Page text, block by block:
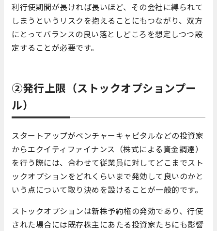
利行使期間が長ければ長いほど、その会社に縛られて
しまうというリスクを抱えることにもつながり、双方
にとってバランスの良い落としどころを想定しつつ設
定することが必要です。
②発行上限（ストックオプションプー
ル）
スタートアップがベンチャーキャピタルなどの投資家
からエクイティファイナンス（株式による資金調達）
を行う際には、合わせて従業員に対してどこまでスト
ックオプションをどれくらいまで発効して良いのかと
いう点について取り決めを設けることが一般的です。
ストックオプションは新株予約権の発効であり、行使
された場合には既存株主にあたる投資家たちにも影響